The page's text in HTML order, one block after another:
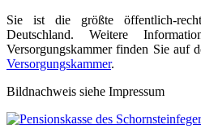
Sie ist die größte öffentlich-
Deutschland. Weitere
Versorgungskammer finden Sie auf
Versorgungskammer.
Bildnachweis siehe Impressum